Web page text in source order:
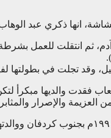
انها ذكري عبد
ثم انتقلت للعمل
وقد تجلت في
فقدت والديها مبكرأ
والإصرار